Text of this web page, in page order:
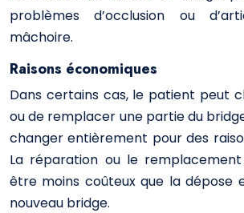
problèmes d’occlusion ou
mâchoire.
Raisons économiques
Dans certains cas, le patient peut
ou de remplacer une partie du
changer entièrement pour des
La réparation ou le
être moins coûteux que la dépose
nouveau bridge.